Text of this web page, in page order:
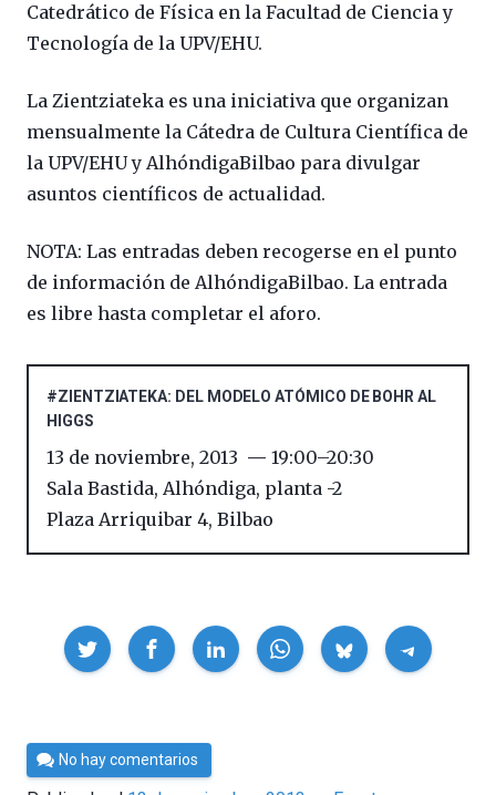
Catedrático de Física en la Facultad de Ciencia y
Tecnología de la UPV/EHU.
La Zientziateka es una iniciativa que organizan
mensualmente la Cátedra de Cultura Científica de
la UPV/EHU y AlhóndigaBilbao para divulgar
asuntos científicos de actualidad.
NOTA: Las entradas deben recogerse en el punto
de información de AlhóndigaBilbao. La entrada
es libre hasta completar el aforo.
#ZIENTZIATEKA: DEL MODELO ATÓMICO DE BOHR AL
HIGGS
13 de noviembre, 2013 19:00–20:30
Sala Bastida, Alhóndiga, planta -2
Plaza Arriquibar 4, Bilbao
Compartir
Por
Cultura
No hay comentarios